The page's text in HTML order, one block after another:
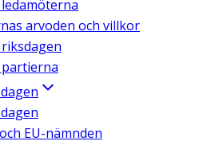
arvoden och villkor
EU-nämnden